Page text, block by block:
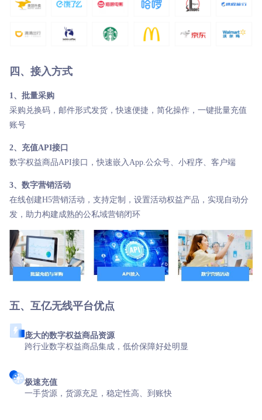
四、接入方式
1、批量采购
采购兑换码，邮件形式发货，快速便捷，简化操作，一键批量充值
账号
2、充值API接口
数字权益商品API接口，快速嵌入App.公众号、小程序、客户端
3、数字营销活动
在线创建H5营销活动，支持定制，设置活动权益产品，实现自动分
发，助力构建成熟的公私域营销闭环
五、互亿无线平台优点
庞大的数字权益商品资源
跨行业数字权益商品集成，低价保障好处明显
极速充值
一手货源，货源充足，稳定性高、到账快